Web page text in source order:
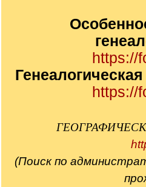
https://
https://
(Поиск по